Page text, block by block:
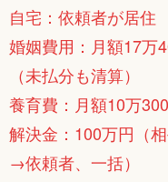
自宅：依頼者が居住
婚姻費用：月額17万
（未払分も清算）
養育費：月額10万
解決金：100万円（
→依頼者、一括）